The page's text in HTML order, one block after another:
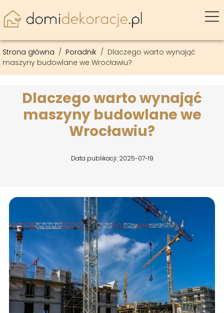
Strona główna / Poradnik / Dlaczego warto wynająć
maszyny budowlane we Wrocławiu?
Dlaczego warto wynająć
maszyny budowlane we
Wrocławiu?
Data publikacji: 2025-07-19